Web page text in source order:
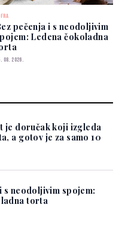
pečenja i s neodoljivim
Ledena čokoladna
08. 2026.
je doručak koji izgleda
a gotov je za samo 10
s neodoljivim spojem:
torta